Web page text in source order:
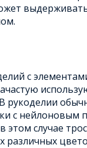
с
рукоделии
с нейлоновым
случае
различных